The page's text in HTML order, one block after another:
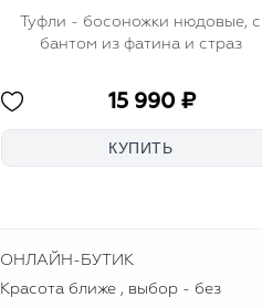
Туфли - босоножки нюдовые, с
бантом из фатина и страз
15 990 ₽
ОНЛАЙН-БУТИК
Красота ближе , выбор - без